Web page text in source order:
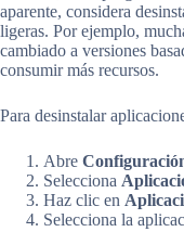
aparente, considera
ligeras. Por ejemplo,
cambiado a versiones
consumir más recursos.
Para desinstalar
Abre
Selecciona
Haz clic en
Selecciona la